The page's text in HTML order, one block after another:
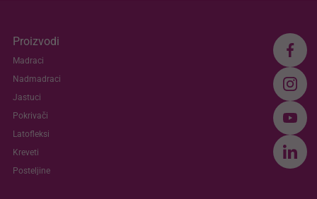
Proizvodi
Madraci
Nadmadraci
Jastuci
Pokrivači
Latofleksi
Kreveti
Posteljine